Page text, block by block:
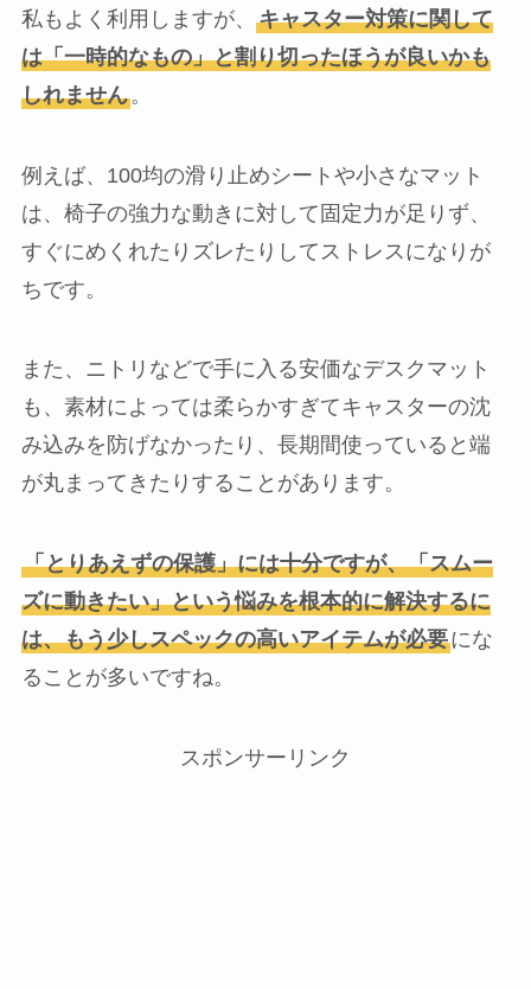
私もよく利用しますが、 キャスター対策に関して
は「一時的なもの」と割り切ったほうが良いかも
しれません。
例えば、100均の滑り止めシートや小さなマット
は、椅子の強力な動きに対して固定力が足りず、
すぐにめくれたりズレたりしてストレスになりが
ちです。
また、ニトリなどで手に入る安価なデスクマット
も、素材によっては柔らかすぎてキャスターの沈
み込みを防げなかったり、長期間使っていると端
が丸まってきたりすることがあります。
「とりあえずの保護」には十分ですが、「スムー
ズに動きたい」という悩みを根本的に解決するに
は、もう少しスペックの高いアイテムが必要にな
ることが多いですね。
スポンサーリンク